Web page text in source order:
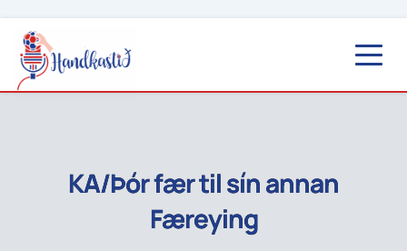
KA/Þór fær til sín annan
Færeying